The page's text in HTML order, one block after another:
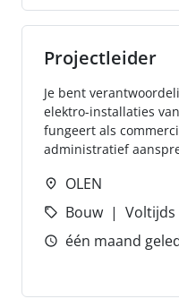
Projectleider
Je bent
elektro-installaties
fungeert als
administratief
OLEN
Bouw
Voltijds
één maand